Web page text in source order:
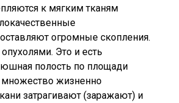
к мягким тканям
огромные скопления.
Это и есть
полость по площади
множество жизненно
затрагивают (заражают) и